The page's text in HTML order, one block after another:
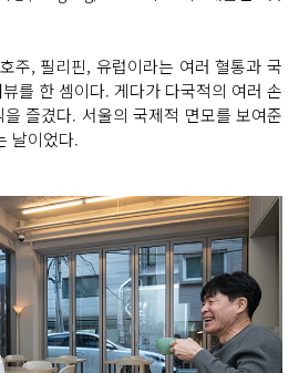
주, 필리핀, 유럽이라는 여러 혈통과 국
를 한 셈이다. 게다가 다국적의 여러 손
즐겼다. 서울의 국제적 면모를 보여준
날이었다.